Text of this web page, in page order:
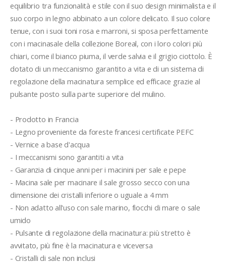
equilibrio tra funzionalità e stile con il suo design minimalista e il
suo corpo in legno abbinato a un colore delicato. Il suo colore
tenue, con i suoi toni rosa e marroni, si sposa perfettamente
con i macinasale della collezione Boreal, con i loro colori più
chiari, come il bianco piuma, il verde salvia e il grigio ciottolo. È
dotato di un meccanismo garantito a vita e di un sistema di
regolazione della macinatura semplice ed efficace grazie al
pulsante posto sulla parte superiore del mulino.
- Prodotto in Francia
- Legno proveniente da foreste francesi certificate PEFC
- Vernice a base d'acqua
- I meccanismi sono garantiti a vita
- Garanzia di cinque anni per i macinini per sale e pepe
- Macina sale per macinare il sale grosso secco con una
dimensione dei cristalli inferiore o uguale a 4 mm
- Non adatto all'uso con sale marino, fiocchi di mare o sale
umido
- Pulsante di regolazione della macinatura: più stretto è
avvitato, più fine è la macinatura e viceversa
- Cristalli di sale non inclusi